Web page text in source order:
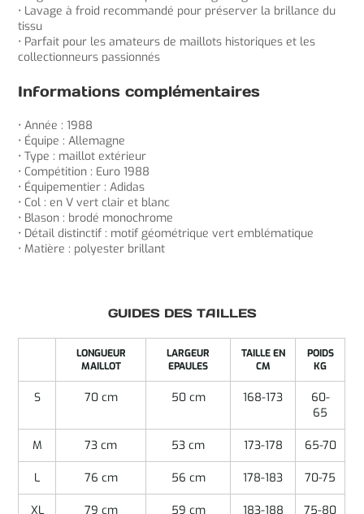
• Lavage à froid recommandé pour préserver la brillance du
tissu
• Parfait pour les amateurs de maillots historiques et les
collectionneurs passionnés
Informations complémentaires
• Année : 1988
• Équipe : Allemagne
• Type : maillot extérieur
• Compétition : Euro 1988
• Équipementier : Adidas
• Col : en V vert clair et blanc
• Blason : brodé monochrome
• Détail distinctif : motif géométrique vert emblématique
• Matière : polyester brillant
GUIDES DES TAILLES
LONGUEUR
MAILLOT
LARGEUR
EPAULES
TAILLE EN
CM
POIDS
KG
S 70 cm 50 cm 168-173
60-
65
M 73 cm 53 cm 173-178 65-70
L 76 cm 56 cm 178-183 70-75
XL 79 cm 59 cm 183-188 75-80